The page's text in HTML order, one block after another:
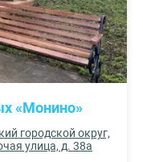
«Монино»
городской округ,
улица, д. 38а